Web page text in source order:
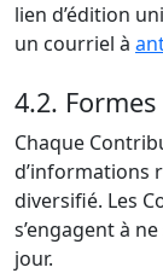
lien d’édition
un courriel à
4.2.
Chaque
d’informations
diversifié. Les
s’engagent à
jour.